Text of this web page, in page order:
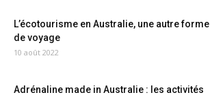
L’écotourisme en Australie, une autre forme
de voyage
10 août 2022
Adrénaline made in Australie : les activités